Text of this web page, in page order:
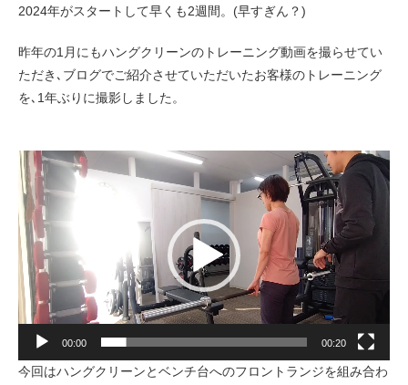
2024年がスタートして早くも2週間。(早すぎん？)
昨年の1月にもハングクリーンのトレーニング動画を撮らせてい
ただき､ブログでご紹介させていただいたお客様のトレーニング
を､1年ぶりに撮影しました。
動
画
プ
レ
ー
ヤ
ー
00:00 00:20
今回はハングクリーンとベンチ台へのフロントランジを組み合わ